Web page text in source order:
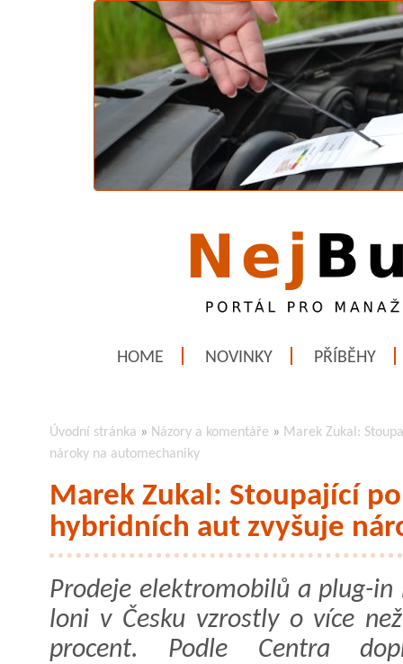
HOME NOVINKY PŘÍBĚHY
Úvodní stránka » Názory a komentáře » Marek Zukal:
nároky na automechaniky
Marek Zukal: Stoupající
hybridních aut zvyšuje
Prodeje elektromobilů a plug-in
loni v Česku vzrostly o více
procent. Podle Centra